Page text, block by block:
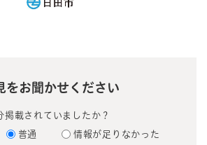
をお聞かせください
掲載されていましたか？
普通 情報が足りなかった